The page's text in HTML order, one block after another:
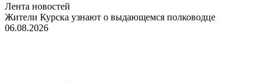
Лента новостей
Жители Курска узнают о выдающемся полководце
06.08.2026